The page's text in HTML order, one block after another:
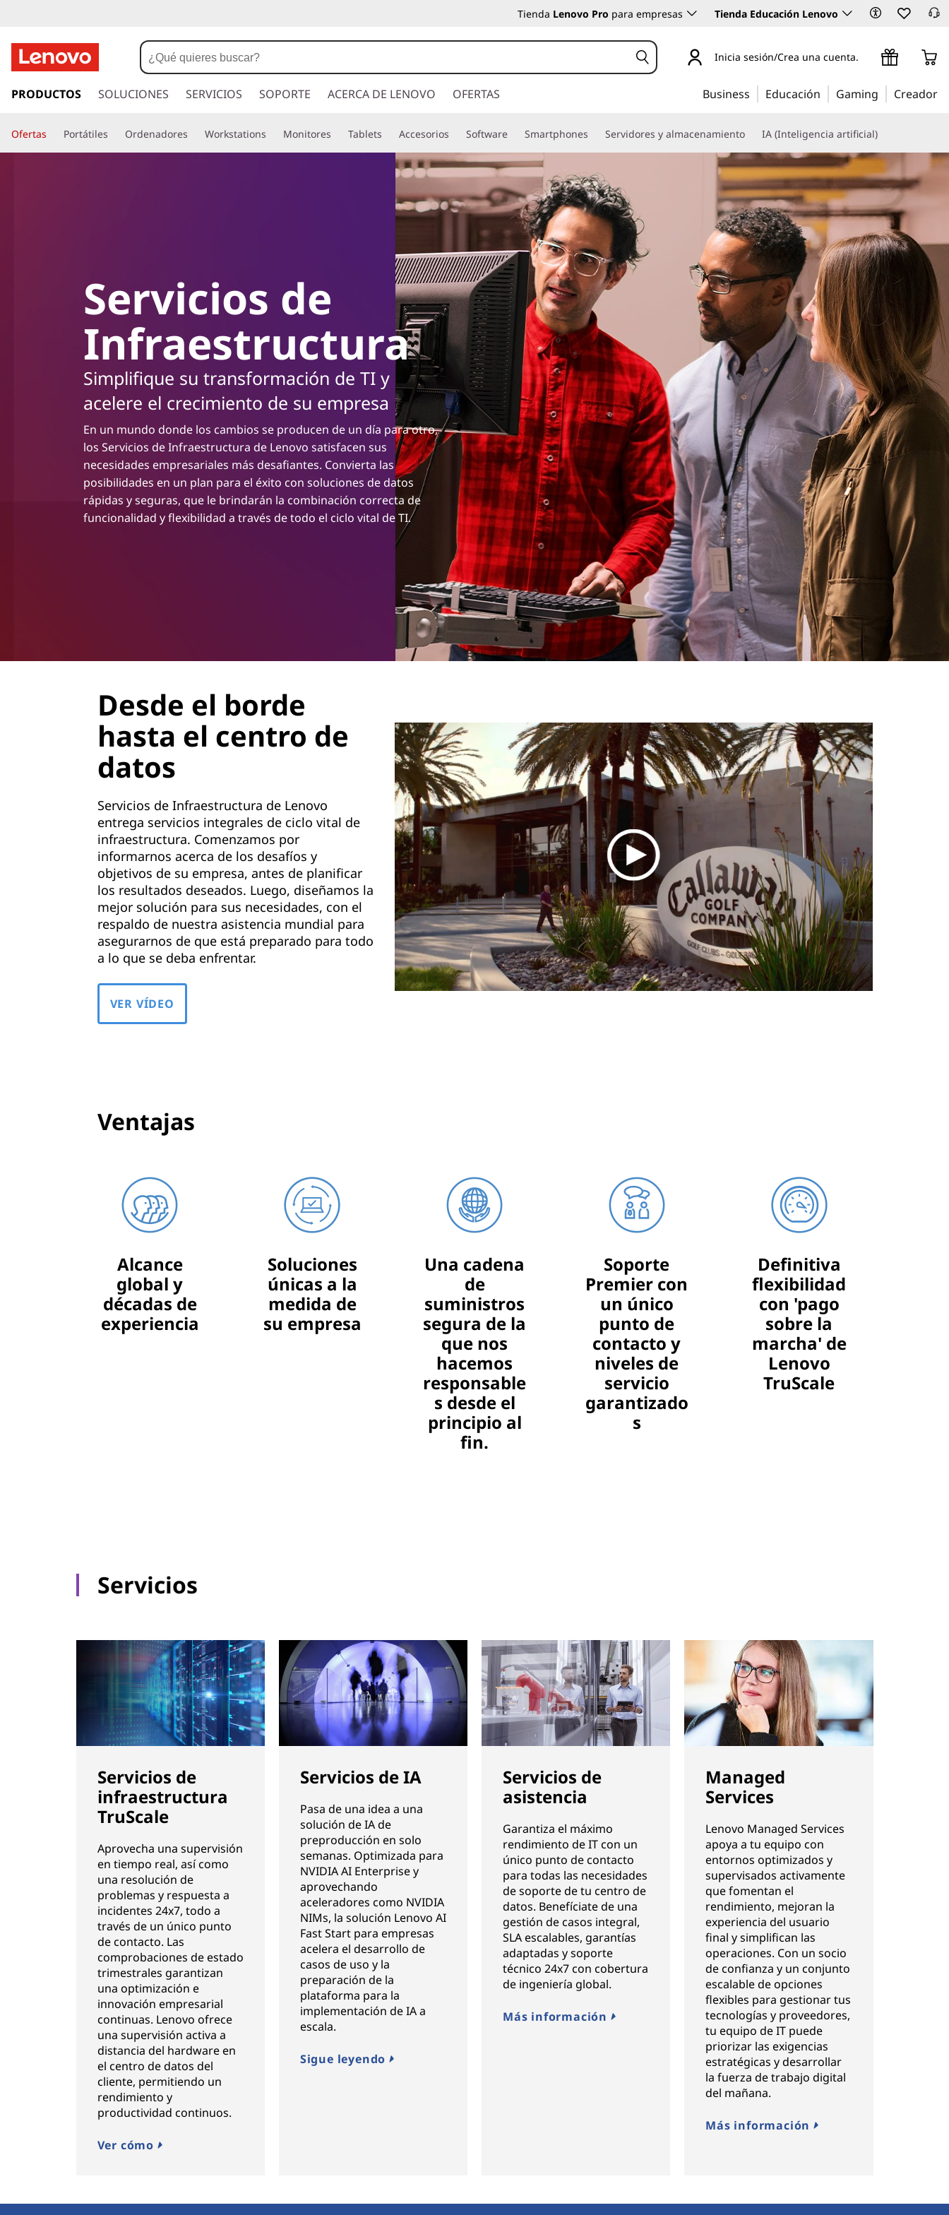
Tienda Lenovo Pro para empresas Tienda Educación Lenovo
r
c
o
Inicia sesión/Crea una cuenta.
PRODUCTOS SOLUCIONES SERVICIOS SOPORTE ACERCA DE LENOVO OFERTAS Business Educación Gaming Creador
Ofertas Portátiles Ordenadores Workstations Monitores Tablets Accesorios Software Smartphones Servidores y almacenamiento IA (Inteligencia artificial)
Servicios de
Infraestructura
Simplifique su transformación de TI y
acelere el crecimiento de su empresa
En un mundo donde los cambios se producen de un día para otro,
los Servicios de Infraestructura de Lenovo satisfacen sus
necesidades empresariales más desafiantes. Convierta las
posibilidades en un plan para el éxito con soluciones de datos
rápidas y seguras, que le brindarán la combinación correcta de
funcionalidad y flexibilidad a través de todo el ciclo vital de TI.
Desde el borde
hasta el centro de
datos
Servicios de Infraestructura de Lenovo
entrega servicios integrales de ciclo vital de
infraestructura. Comenzamos por
informarnos acerca de los desafíos y
objetivos de su empresa, antes de planificar
los resultados deseados. Luego, diseñamos la
mejor solución para sus necesidades, con el
respaldo de nuestra asistencia mundial para
asegurarnos de que está preparado para todo
a lo que se deba enfrentar.
VER VÍDEO
Ventajas
Alcance
global y
décadas de
experiencia
Soluciones
únicas a la
medida de
su empresa
Una cadena
de
suministros
segura de la
que nos
hacemos
responsable
s desde el
principio al
fin.
Soporte
Premier con
un único
punto de
contacto y
niveles de
servicio
garantizado
s
Definitiva
flexibilidad
con 'pago
sobre la
marcha' de
Lenovo
TruScale
Servicios
Servicios de
infraestructura
TruScale
Aprovecha una supervisión
en tiempo real, así como
una resolución de
problemas y respuesta a
incidentes 24x7, todo a
través de un único punto
de contacto. Las
comprobaciones de estado
trimestrales garantizan
una optimización e
innovación empresarial
continuas. Lenovo ofrece
una supervisión activa a
distancia del hardware en
el centro de datos del
cliente, permitiendo un
rendimiento y
productividad continuos.
Ver cómo
Servicios de IA
Pasa de una idea a una
solución de IA de
preproducción en solo
semanas. Optimizada para
NVIDIA AI Enterprise y
aprovechando
aceleradores como NVIDIA
NIMs, la solución Lenovo AI
Fast Start para empresas
acelera el desarrollo de
casos de uso y la
preparación de la
plataforma para la
implementación de IA a
escala.
Sigue leyendo
Servicios de
asistencia
Garantiza el máximo
rendimiento de IT con un
único punto de contacto
para todas las necesidades
de soporte de tu centro de
datos. Benefíciate de una
gestión de casos integral,
SLA escalables, garantías
adaptadas y soporte
técnico 24x7 con cobertura
de ingeniería global.
Más información
Managed
Services
Lenovo Managed Services
apoya a tu equipo con
entornos optimizados y
supervisados activamente
que fomentan el
rendimiento, mejoran la
experiencia del usuario
final y simplifican las
operaciones. Con un socio
de confianza y un conjunto
escalable de opciones
flexibles para gestionar tus
tecnologías y proveedores,
tu equipo de IT puede
priorizar las exigencias
estratégicas y desarrollar
la fuerza de trabajo digital
del mañana.
Más información